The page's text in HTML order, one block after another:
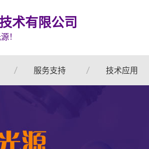
术有限公司
！
服务支持 技术应用